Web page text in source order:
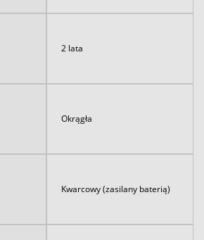
2 lata
Okrągła
Kwarcowy (zasilany baterią)